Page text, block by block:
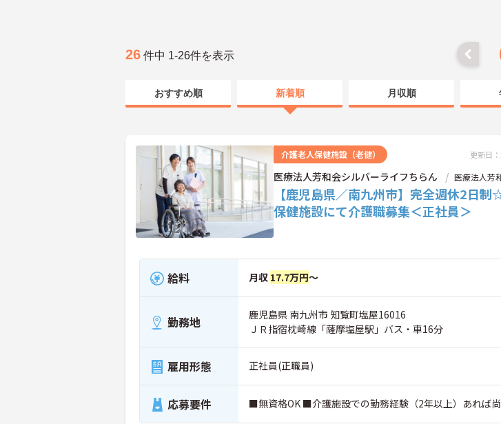
26 件中 1-26件を表示
おすすめ順 新着順 月収順
介護老人保健施設（老健） 更新日
医療法人芳和会シルバーライフちらん 医療法人芳
【鹿児島県／南九州市】完全週休2日
保健施設にて介護職募集＜正社員＞
給料 月収 17.7万円～
勤務地
鹿児島県 南九州市 知覧町塩屋16016
ＪＲ指宿枕崎線「薩摩塩屋駅」バス・車16分
雇用形態 正社員(正職員)
応募要件 ■無資格OK ■介護施設での勤務経験（2年以上）あれば